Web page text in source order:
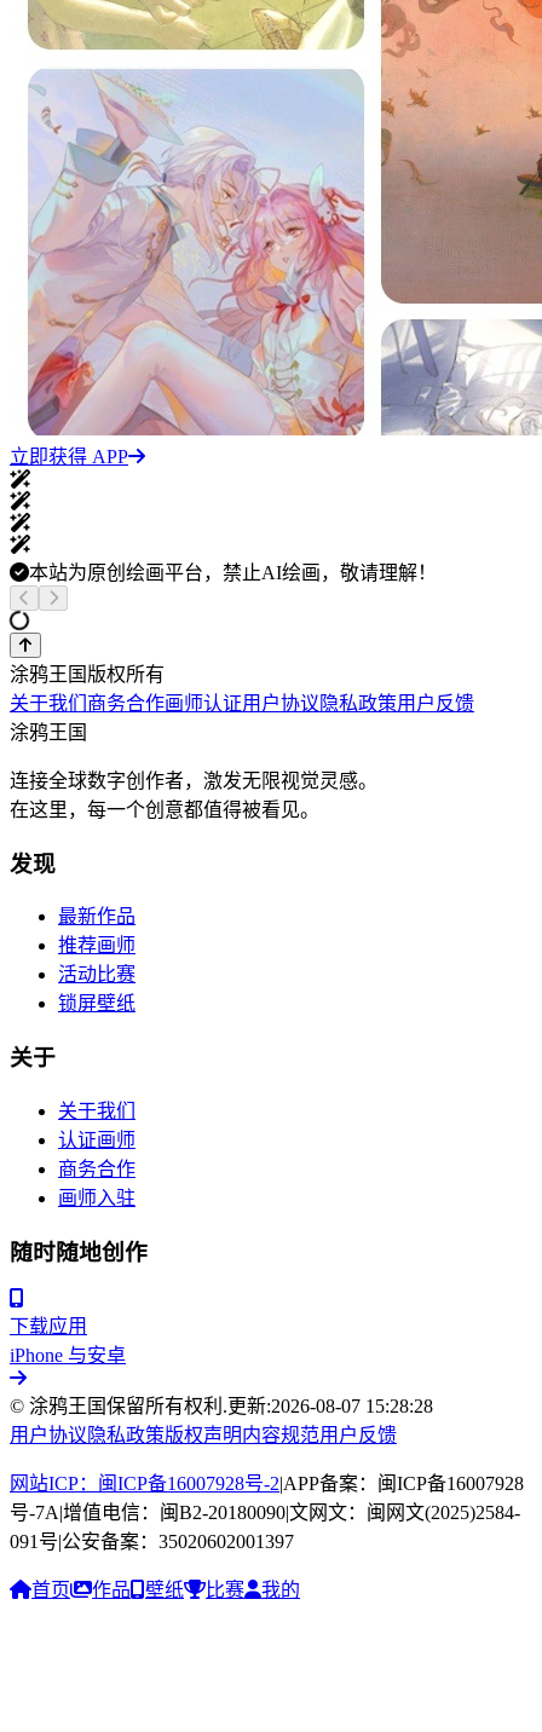
立即获得 APP
本站为原创绘画平台，禁止AI绘画，敬请理解！
涂鸦王国版权所有
关于我们 商务合作画师认证用户协议 隐私政策用户反馈
涂鸦王国
连接全球数字创作者，激发无限视觉灵感。
在这里，每一个创意都值得被看见。
发现
最新作品
推荐画师
活动比赛
锁屏壁纸
关于
关于我们
认证画师
商务合作
画师入驻
随时随地创作
下载应用
iPhone 与安卓
© 涂鸦王国保留所有权利.更新:2026-08-07 15:28:28
用户协议 隐私政策版权声明内容规范用户反馈
网站ICP：闽ICP备16007928号-2|APP备案：闽ICP备16007928
号-7A|增值电信：闽B2-20180090|文网文：闽网文(2025)2584-
091号|公安备案：35020602001397
首页 作品 壁纸 比赛 我的